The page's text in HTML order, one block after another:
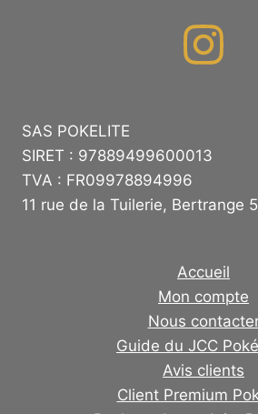
SAS POKELITE
SIRET : 97889499600013
TVA : FR09978894996
11 rue de la Tuilerie, Bertrange
Accueil
Mon compte
Nous
Guide du JCC
Avis clients
Client Premium